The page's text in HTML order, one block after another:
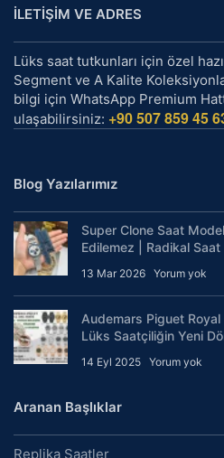
İLETİŞİM VE ADRES
Lüks saat tutkunları için özel
Segment ve A Kalite
bilgi için WhatsApp Premium
ulaşabilirsiniz: +90 507 859 45
Blog Yazılarımız
Super Clone Saat
Edilemez | Radikal Saat
13 Mar 2026 Yorum yok
Audemars Piguet
Lüks Saatçiliğin Yeni
14 Eyl 2025 Yorum yok
Aranan Başlıklar
Replika Saatler